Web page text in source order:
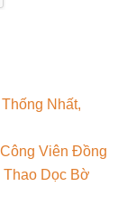
Nhất,
Viên Đồng
Thao Dọc Bờ